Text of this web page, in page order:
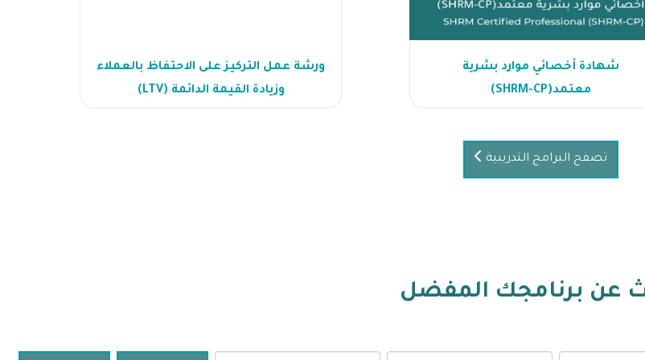
ورشة عمل التركيز على الاحتفاظ بالعملاء
وزيادة القيمة الدائمة (LTV)
شهادة أخصائي موارد بشرية
معتمد(SHRM-CP)
تصفح البرامج التدريبية
عن برنامجك المفضل